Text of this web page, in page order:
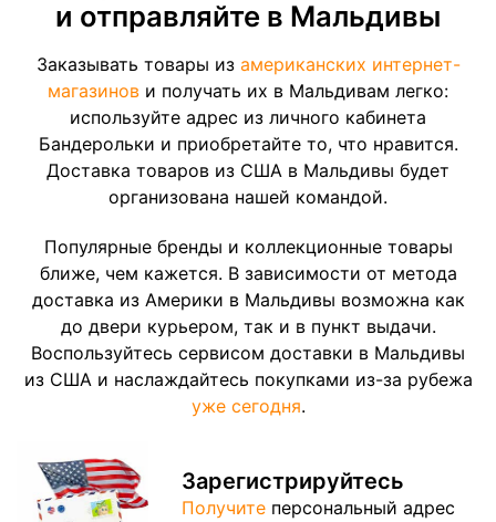
и отправляйте в Мальдивы
Заказывать товары из американских интернет-
магазинов и получать их в Мальдивам легко:
используйте адрес из личного кабинета
Бандерольки и приобретайте то, что нравится.
Доставка товаров из США в Мальдивы будет
организована нашей командой.
Популярные бренды и коллекционные товары
ближе, чем кажется. В зависимости от метода
доставка из Америки в Мальдивы возможна как
до двери курьером, так и в пункт выдачи.
Воспользуйтесь сервисом доставки в Мальдивы
из США и наслаждайтесь покупками из-за рубежа
уже сегодня.
Зарегистрируйтесь
Получите персональный адрес